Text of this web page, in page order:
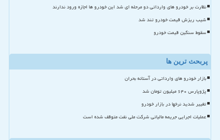
نظارت بر خودرو های وارداتی دو مرحله ای شد این خودرو ها اجازه ورود ندارند
شیب ریزش قیمت خودرو تند شد
سقوط سنگین قیمت خودرو
پربحث ترین ها
بازار خودرو های وارداتی در آستانه بحران
پژوپارس ۶۴۰ میلیون تومان شد
تغییر شدید نرخها در بازار خودرو
عملیات اجرایی جریمه مالیاتی شرکت ملی نفت متوقف شده است